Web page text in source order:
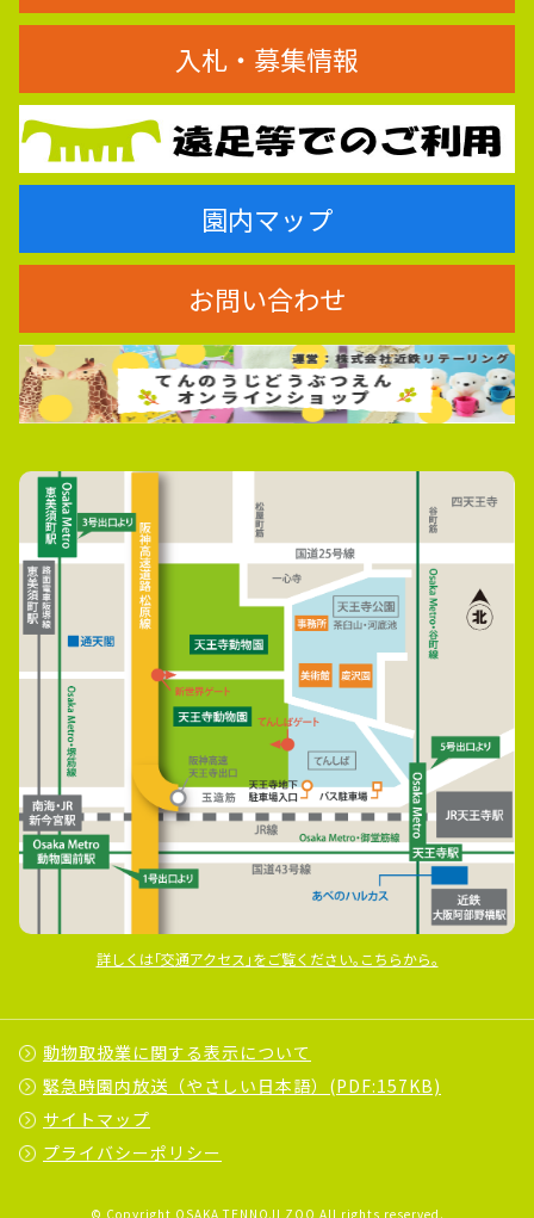
入札・募集情報
園内マップ
お問い合わせ
詳しくは｢交通アクセス｣をご覧ください｡こちらから｡
動物取扱業に関する表示について
緊急時園内放送（やさしい日本語）(PDF:157KB)
サイトマップ
プライバシーポリシー
© Copyright OSAKA TENNOJI ZOO All rights reserved.